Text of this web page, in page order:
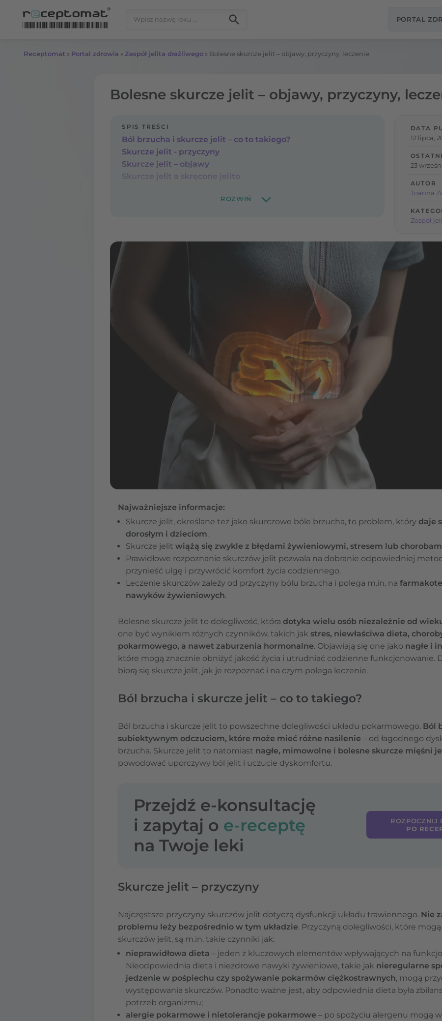
PORTAL
Receptomat » Portal zdrowia » Zespół jelita drażliwego » Bolesne skurcze jelit – objawy, przyczyny, leczenie
Bolesne skurcze jelit – objawy, przyczyny,
SPIS TREŚCI
Ból brzucha i skurcze jelit – co to takiego?
Skurcze jelit - przyczyny
Skurcze jelit – objawy
Skurcze jelit a skręcone jelito
DATA
12 lipca,
23
AUTOR
Joanna
Zespół
Najważniejsze informacje:
Skurcze jelit, określane też jako skurczowe bóle brzucha, to problem, który daje
dorosłym i dzieciom.
Skurcze jelit wiążą się zwykle z błędami żywieniowymi, stresem lub
Prawidłowe rozpoznanie skurczów jelit pozwala na dobranie odpowiedniej
przynieść ulgę i przywrócić komfort życia codziennego.
Leczenie skurczów zależy od przyczyny bólu brzucha i polega m.in. na
nawyków żywieniowych.
Bolesne skurcze jelit to dolegliwość, która dotyka wielu osób niezależnie od
one być wynikiem różnych czynników, takich jak stres, niewłaściwa dieta,
pokarmowego, a nawet zaburzenia hormonalne. Objawiają się one jako nagłe i
które mogą znacznie obniżyć jakość życia i utrudniać codzienne funkcjonowanie.
biorą się skurcze jelit, jak je rozpoznać i na czym polega leczenie.
Ból brzucha i skurcze jelit – co to takiego?
Ból brzucha i skurcze jelit to powszechne dolegliwości układu pokarmowego. Ból
subiektywnym odczuciem, które może mieć różne nasilenie – od łagodnego
brzucha. Skurcze jelit to natomiast nagłe, mimowolne i bolesne skurcze mięśni
powodować uporczywy ból jelit i uczucie dyskomfortu.
Przejdź e-konsultację
i zapytaj o e-receptę
na Twoje leki
ROZPOCZNIJ
PO
Skurcze jelit – przyczyny
Najczęstsze przyczyny skurczów jelit dotyczą dysfunkcji układu trawiennego. Nie
problemu leży bezpośrednio w tym układzie. Przyczyną dolegliwości, które
skurczów jelit, są m.in. takie czynniki jak:
nieprawidłowa dieta – jeden z kluczowych elementów wpływających na
Nieodpowiednia dieta i niezdrowe nawyki żywieniowe, takie jak nieregularne
jedzenie w pośpiechu czy spożywanie pokarmów ciężkostrawnych, mogą
występowania skurczów. Ponadto ważne jest, aby odpowiednia dieta była
potrzeb organizmu;
alergie pokarmowe i nietolerancje pokarmowe – po spożyciu alergenu mogą